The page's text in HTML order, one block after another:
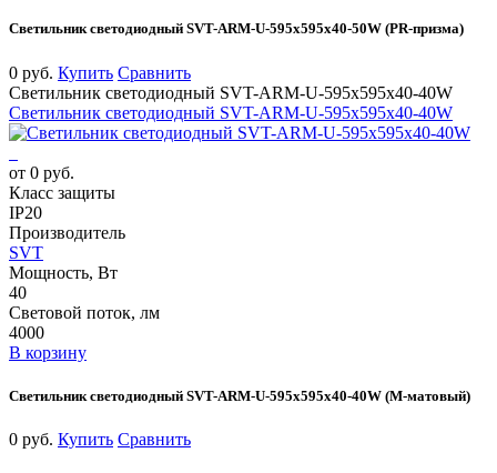
Светильник светодиодный SVT-ARM-U-595x595x40-50W (PR-призма)
0 руб. Купить Сравнить
Светильник светодиодный SVT-ARM-U-595x595x40-40W
Светильник светодиодный SVT-ARM-U-595x595x40-40W
от 0 руб.
Класс защиты
IP20
Производитель
SVT
Мощность, Вт
40
Световой поток, лм
4000
В корзину
Светильник светодиодный SVT-ARM-U-595x595x40-40W (М-матовый)
0 руб. Купить Сравнить